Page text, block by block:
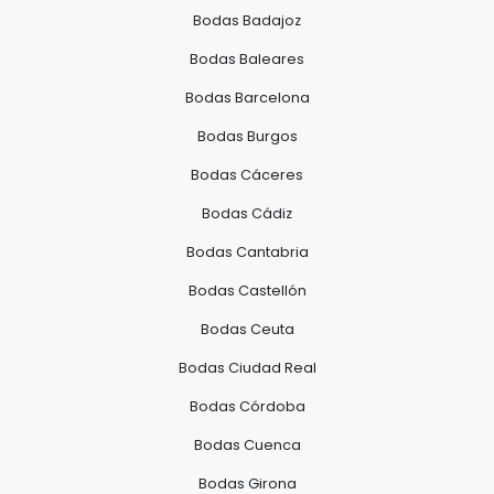
Bodas Badajoz
Bodas Baleares
Bodas Barcelona
Bodas Burgos
Bodas Cáceres
Bodas Cádiz
Bodas Cantabria
Bodas Castellón
Bodas Ceuta
Bodas Ciudad Real
Bodas Córdoba
Bodas Cuenca
Bodas Girona